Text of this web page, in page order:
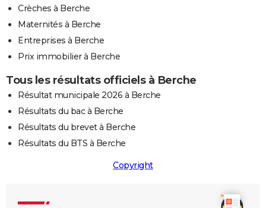
Crèches à Berche
Maternités à Berche
Entreprises à Berche
Prix immobilier à Berche
Tous les résultats officiels à Berche
Résultat municipale 2026 à Berche
Résultats du bac à Berche
Résultats du brevet à Berche
Résultats du BTS à Berche
Copyright